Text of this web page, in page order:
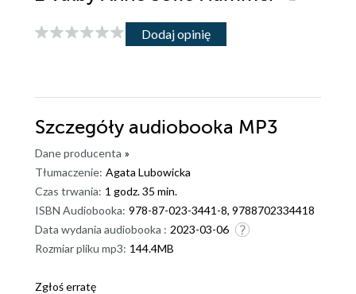
Dodaj opinię
Szczegóły audiobooka MP3
Dane producenta »
Tłumaczenie: Agata Lubowicka
Czas trwania: 1 godz. 35 min.
ISBN Audiobooka: 978-87-023-3441-8, 9788702334418
Data wydania audiobooka : 2023-03-06
Rozmiar pliku mp3: 144.4MB
Zgłoś erratę